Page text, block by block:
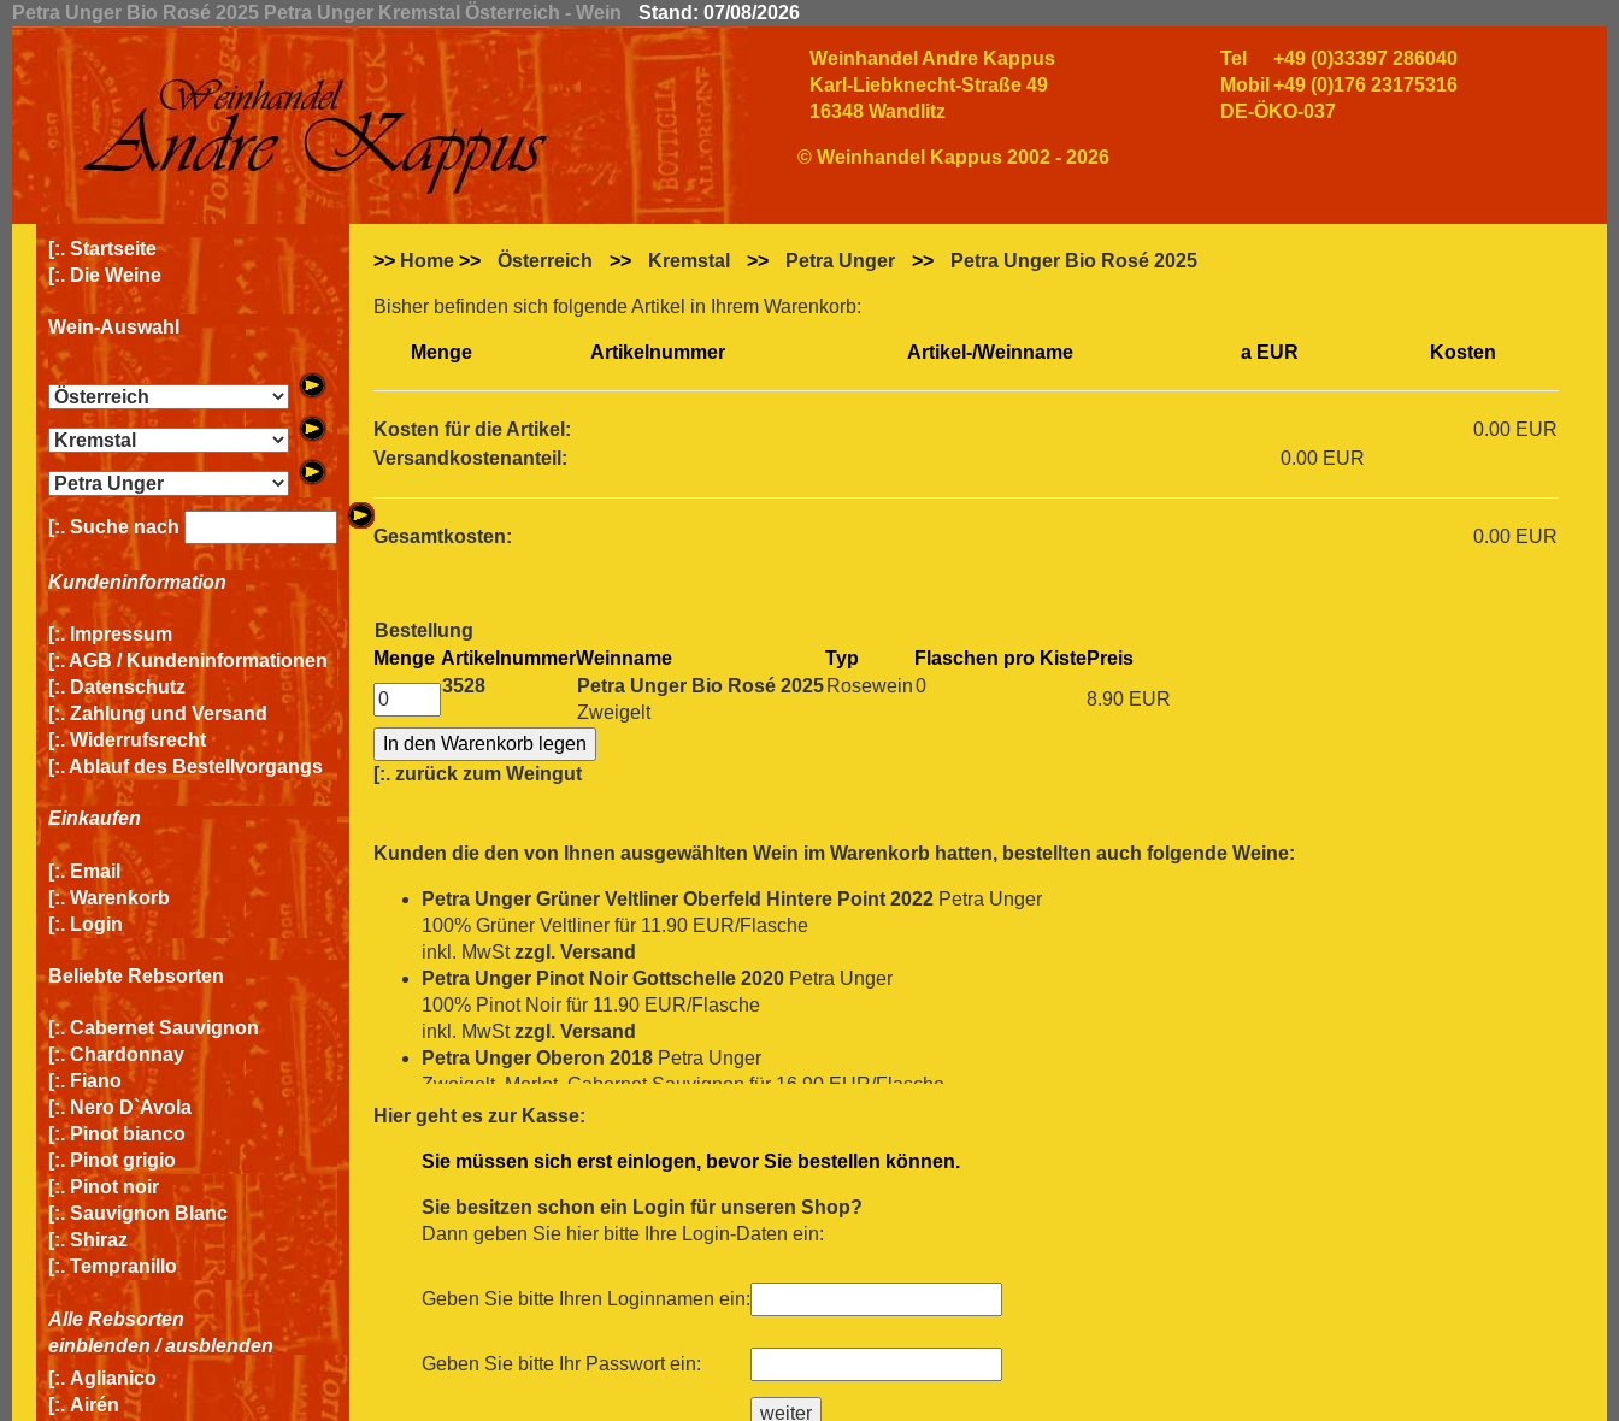
Petra Unger Bio Rosé 2025 Petra Unger Kremstal Österreich - Wein Stand: 07/08/2026
Weinhandel Andre Kappus
Karl-Liebknecht-Straße 49
16348 Wandlitz
Tel
+49 (0)33397 286040
Mobil +49 (0)176 23175316
DE-ÖKO-037
© Weinhandel Kappus 2002 - 2026
[:. Startseite
[:. Die Weine
Wein-Auswahl
[:. Suche nach
Kundeninformation
[:. Impressum
[:.AGB / Kundeninformationen
[:. Datenschutz
[:. Zahlung und Versand
[:. Widerrufsrecht
[:.Ablauf des Bestellvorgangs
Einkaufen
[:. Email
[:. Warenkorb
[:. Login
Beliebte Rebsorten
[:. Cabernet Sauvignon
[:. Chardonnay
[:. Fiano
[:. Nero D`Avola
[:. Pinot bianco
[:. Pinot grigio
[:. Pinot noir
[:. Sauvignon Blanc
[:. Shiraz
[:. Tempranillo
Alle Rebsorten
einblenden /ausblenden
[:. Aglianico
[:. Airén
>> Home >> Österreich >> Kremstal >> Petra Unger >> Petra Unger Bio Rosé 2025
Bisher befinden sich folgende Artikel in Ihrem Warenkorb:
Menge Artikelnummer Artikel-/Weinname a EUR Kosten
Kosten für die Artikel:
0.00 EUR
Versandkostenanteil:
0.00 EUR
Gesamtkosten: 0.00 EUR
Bestellung
Menge ArtikelnummerWeinname Typ Flaschen pro KistePreis
3528
Petra Unger Bio Rosé 2025
Zweigelt
Rosewein0
8.90 EUR
[:. zurück zum Weingut
Kunden die den von Ihnen ausgewählten Wein im Warenkorb hatten, bestellten auch folgende Weine:
Petra Unger Grüner Veltliner Oberfeld Hintere Point 2022 Petra Unger
100% Grüner Veltliner für 11.90 EUR/Flasche
inkl. MwStzzgl. Versand
Petra Unger Pinot Noir Gottschelle 2020 Petra Unger
100% Pinot Noir für 11.90 EUR/Flasche
inkl. MwStzzgl. Versand
Petra Unger Oberon 2018 Petra Unger
Zweigelt, Merlot, Cabernet Sauvignon für 16.90 EUR/Flasche
inkl. MwStzzgl. Versand
Gropello, Marzemino, Sangiovese,Barbera für 12.90 EUR/Flasche
Bollina Zenas Primitivo 2018La Bollina Apulien
Primitivo für 11.90 EUR/Flasche
Governo Toscano 2017Governo Toscano
100% Sangiovese für 10.00 EUR/Flasche
Petra Unger Bio Grüner Veltliner Furth Ziesel 2025Petra Unger
100% Grüner Veltliner für 9.90 EUR/Flasche
Hier geht es zur Kasse:
Sie müssen sich erst einlogen, bevor Sie bestellen können.
Sie besitzen schon ein Login für unseren Shop?
Dann geben Sie hier bitte Ihre Login-Daten ein:
Geben Sie bitte Ihren Loginnamen ein:
Geben Sie bitte Ihr Passwort ein: